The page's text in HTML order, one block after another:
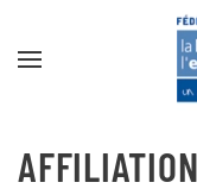
Accéder au